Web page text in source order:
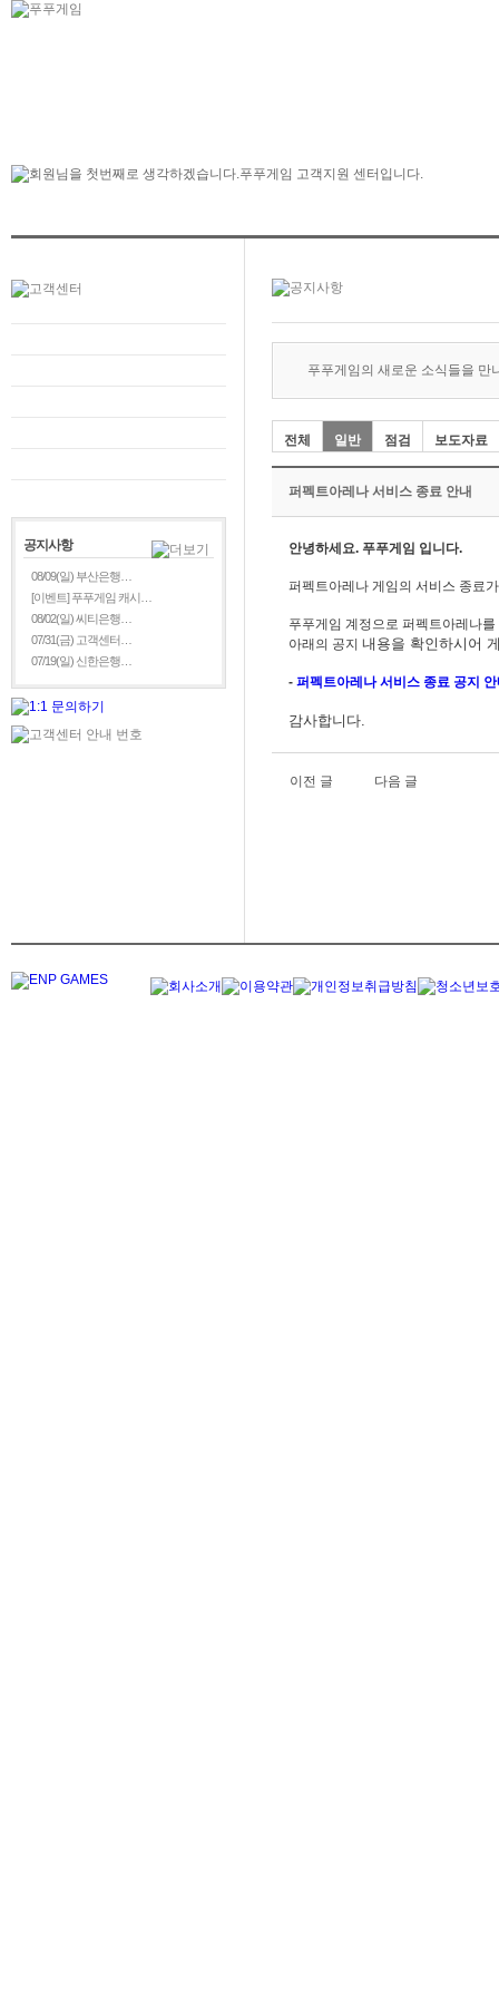
공지사항
08/09(일) 부산은행…
[이벤트] 푸푸게임 캐시…
08/02(일) 씨티은행…
07/31(금) 고객센터…
07/19(일) 신한은행…
푸푸게임의 새로운 소식들을 만
전체 일반 점검 보도자료
퍼펙트아레나 서비스 종료 안내
안녕하세요. 푸푸게임 입니다.
퍼펙트아레나 게임의 서비스 종료
푸푸게임 계정으로 퍼펙트아레나를
아래의 공지 내용을 확인하시어
- 퍼펙트아레나서비스 종료 공지 안
감사합니다.
이전 글 다음 글